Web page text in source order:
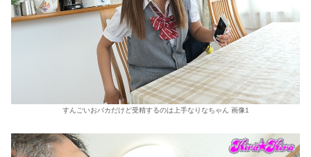
すんごいおバカだけど受精するのは上手なりなちゃん 画像1